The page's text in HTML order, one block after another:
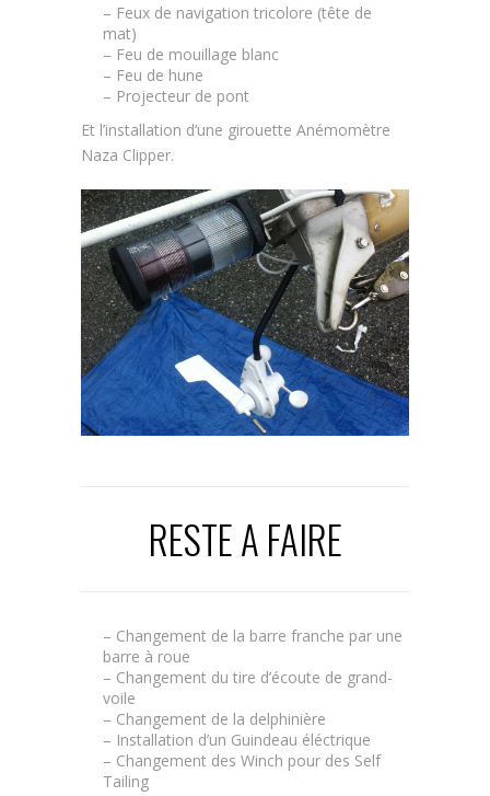
– Feux de navigation tricolore (tête de
mat)
– Feu de mouillage blanc
– Feu de hune
– Projecteur de pont
Et l’installation d’une girouette Anémomètre
Naza Clipper.
RESTE A FAIRE
– Changement de la barre franche par une
barre à roue
– Changement du tire d’écoute de grand-
voile
– Changement de la delphinière
– Installation d’un Guindeau éléctrique
– Changement des Winch pour des Self
Tailing